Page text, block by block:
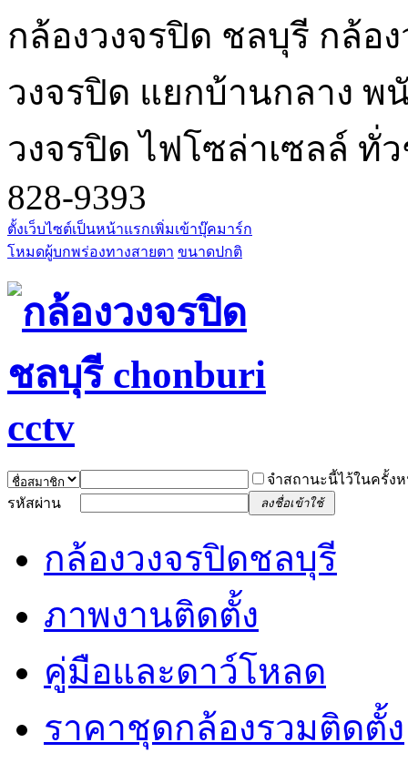
กล้องวงจรปิด ชลบุรี กล้อ
วงจรปิด แยกบ้านกลาง
วงจรปิด ไฟโซล่าเซลล์ ทั่
828-9393
ตั้งเว็บไซต์เป็นหน้าแรกเพิ่มเข้าบุ๊คมาร์ก
โหมดผู้บกพร่องทางสายตา ขนาดปกติ
จำสถานะนี้ไว้ในครั้ง
รหัสผ่าน
ลงชื่อเข้าใช้
กล้องวงจรปิดชลบุรี
ภาพงานติดตั้ง
คู่มือและดาว์โหลด
ราคาชุดกล้องรวมติดตั้ง